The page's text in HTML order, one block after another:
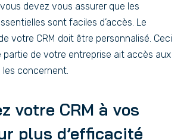
devez vous assurer que les
sont faciles d’accès. Le
votre CRM doit être personnalisé. Ceci
partie de votre entreprise ait accès aux
les concernent.
votre CRM à vos
plus d’efficacité